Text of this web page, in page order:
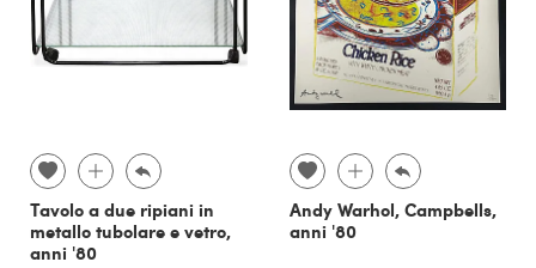
Tavolo a due ripiani in
metallo tubolare e vetro,
anni '80
Andy Warhol, Campbells,
anni '80